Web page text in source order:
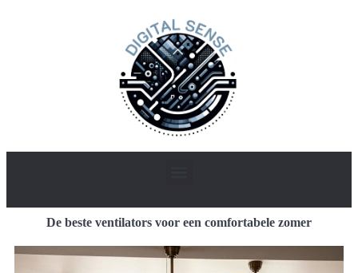
De beste ventilators voor een comfortabele zomer